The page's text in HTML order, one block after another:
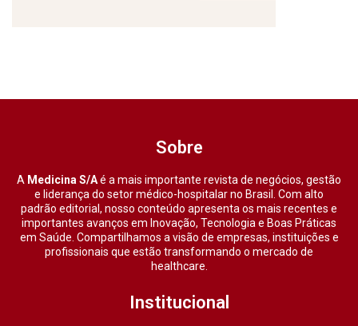
Sobre
A Medicina S/Aé a mais importante revista de negócios, gestão
e liderança do setor médico-hospitalar no Brasil. Com alto
padrão editorial, nosso conteúdo apresenta os mais recentes e
importantes avanços em Inovação, Tecnologia e Boas Práticas
em Saúde. Compartilhamos a visão de empresas, instituições e
profissionais que estão transformando o mercado de
healthcare.
Institucional